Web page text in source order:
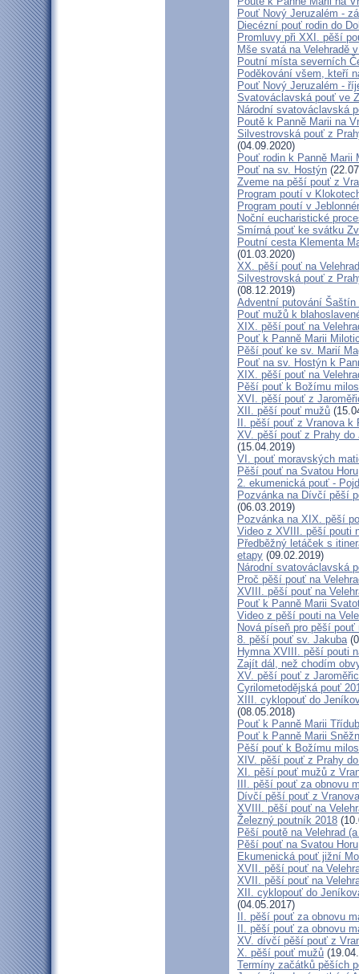
Pouť Nový Jeruzalém -
Diecézní pouť rodin do
Promluvy při XXI. pěší
Mše svatá na Velehradě
Poutní místa severních
Poděkování všem, kteří
Pouť Nový Jeruzalém -
Svatováclavská pouť ve
Národní svatováclavská
Poutě k Panně Marii na
Silvestrovská pouť z
(04.09.2020)
Pouť rodin k Panně Marii
Pouť na sv. Hostýn
Zveme na pěší pouť z
Program poutí v
Program poutí v
Noční eucharistické
Smírná pouť ke svátku
Poutní cesta Klementa
(01.03.2020)
XX. pěší pouť na
Silvestrovská pouť z
(08.12.2019)
Adventní putování Šaštín
Pouť mužů k
XIX. pěší pouť na
Pouť k Panně Marii
Pěší pouť ke sv. Marií
Pouť na sv. Hostýn k
XIX. pěší pouť na
Pěší pouť k Božímu
XVI. pěší pouť z
XII. pěší pouť mužů
II. pěší pouť z Vranova k
XV. pěší pouť z Prahy
(15.04.2019)
VI. pouť moravských
Pěší pouť na Svatou Horu
2. ekumenická pouť -
Pozvánka na Dívčí pěší
(06.03.2019)
Pozvánka na XIX. pěší
Video z XVIII. pěší pouti
Předběžný letáček s
etapy (09.02.2019)
Národní svatováclavská
Proč pěší pouť na
XVIII. pěší pouť na
Pouť k Panně Marii
Video z pěší pouti na
Nová píseň pro pěší
8. pěší pouť sv. Jakuba
Hymna XVIII. pěší pouti
Zajít dál, než chodím
XV. pěší pouť z
Cyrilometodějská pouť
XIII. cyklopouť do
(08.05.2018)
Pouť k Panně Marii
Pouť k Panně Marii
Pěší pouť k Božímu
XIV. pěší pouť z Prahy
XI. pěší pouť mužů z
III. pěší pouť za obnovu
Dívčí pěší pouť z
XVIII. pěší pouť na
Železný poutník 2018
Pěší poutě na Velehrad
Pěší pouť na Svatou Horu
Ekumenická pouť jižní
XVII. pěší pouť na
XVII. pěší pouť na
XII. cyklopouť do
(04.05.2017)
II. pěší pouť za obnovu
II. pěší pouť za obnovu
XV. dívčí pěší pouť z
X. pěší pouť mužů
Termíny začátků pěších